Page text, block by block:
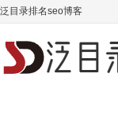
泛目录排名seo博客